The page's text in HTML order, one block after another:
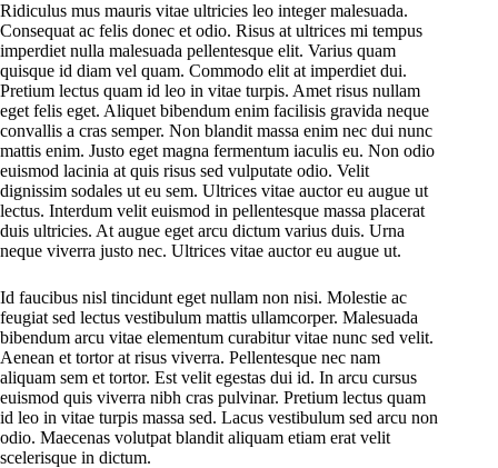
Ridiculus mus mauris vitae ultricies leo integer malesuada.
Consequat ac felis donec et odio. Risus at ultrices mi tempus
imperdiet nulla malesuada pellentesque elit. Varius quam
quisque id diam vel quam. Commodo elit at imperdiet dui.
Pretium lectus quam id leo in vitae turpis. Amet risus nullam
eget felis eget. Aliquet bibendum enim facilisis gravida neque
convallis a cras semper. Non blandit massa enim nec dui nunc
mattis enim. Justo eget magna fermentum iaculis eu. Non odio
euismod lacinia at quis risus sed vulputate odio. Velit
dignissim sodales ut eu sem. Ultrices vitae auctor eu augue ut
lectus. Interdum velit euismod in pellentesque massa placerat
duis ultricies. At augue eget arcu dictum varius duis. Urna
neque viverra justo nec. Ultrices vitae auctor eu augue ut.
Id faucibus nisl tincidunt eget nullam non nisi. Molestie ac
feugiat sed lectus vestibulum mattis ullamcorper. Malesuada
bibendum arcu vitae elementum curabitur vitae nunc sed velit.
Aenean et tortor at risus viverra. Pellentesque nec nam
aliquam sem et tortor. Est velit egestas dui id. In arcu cursus
euismod quis viverra nibh cras pulvinar. Pretium lectus quam
id leo in vitae turpis massa sed. Lacus vestibulum sed arcu non
odio. Maecenas volutpat blandit aliquam etiam erat velit
scelerisque in dictum.